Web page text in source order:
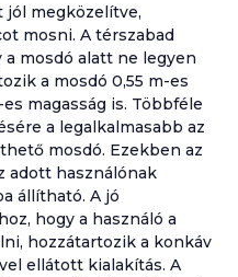
jól megközelítve,
mosni. A térszabad
mosdó alatt ne legyen
a mosdó 0,55 m-es
magasság is. Többféle
a legalkalmasabb az
mosdó. Ezekben az
adott használónak
állítható. A jó
hogy a használó a
hozzátartozik a konkáv
ellátott kialakítás. A